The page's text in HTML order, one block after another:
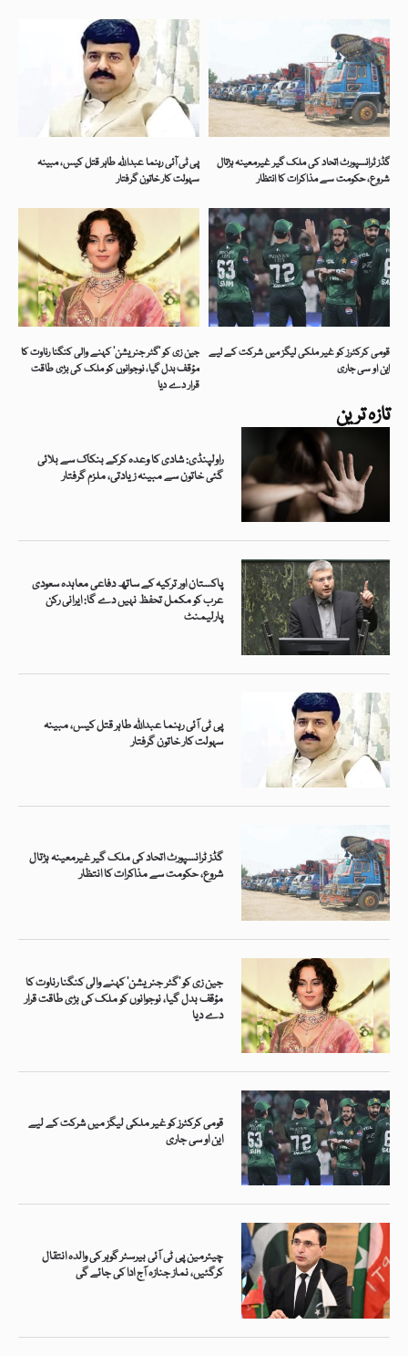
تازہ ترین
راولپنڈی: شادی کا وعدہ کرکے بنکاک سے بلائی
گئی خاتون سے مبینہ زیادتی، ملزم گرفتار
پاکستان اور ترکیہ کے ساتھ دفاعی معاہدہ سعودی
عرب کو مکمل تحفظ نہیں دے گا: ایرانی رکن
پارلیمنٹ
پی ٹی آئی رہنما عبداللہ طاہر قتل کیس، مبینہ
سہولت کار خاتون گرفتار
گڈز ٹرانسپورٹ اتحاد کی ملک گیر غیرمعینہ ہڑتال
شروع، حکومت سے مذاکرات کا انتظار
جین زی کو ’گٹر جنریشن‘ کہنے والی کنگنا رناوت کا
مؤقف بدل گیا، نوجوانوں کو ملک کی بڑی طاقت قرار
دے دیا
قومی کرکٹرز کو غیر ملکی لیگز میں شرکت کے لیے
این او سی جاری
چیئرمین پی ٹی آئی بیرسٹر گوہر کی والدہ انتقال
کرگئیں، نماز جنازہ آج ادا کی جائے گی
پی ٹی آئی رہنما عبداللہ طاہر قتل کیس، مبینہ
سہولت کار خاتون گرفتار
گڈز ٹرانسپورٹ اتحاد کی ملک گیر غیرمعینہ ہڑتال
شروع، حکومت سے مذاکرات کا انتظار
جین زی کو ’گٹر جنریشن‘ کہنے والی کنگنا رناوت کا
مؤقف بدل گیا، نوجوانوں کو ملک کی بڑی طاقت
قرار دے دیا
قومی کرکٹرز کو غیر ملکی لیگز میں شرکت کے لیے
این او سی جاری